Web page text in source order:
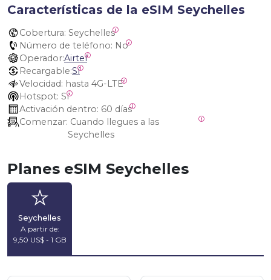
Características de la eSIM Seychelles
Cobertura: Seychelles
Número de teléfono: No
Operador:Airtel
Recargable:Sí
Velocidad: hasta 4G-LTE
Hotspot: Sí
Activación dentro: 60 días
Comenzar:
Seychelles
Planes eSIM Seychelles
Seychelles
A partir de:
9,50 US$ - 1 GB